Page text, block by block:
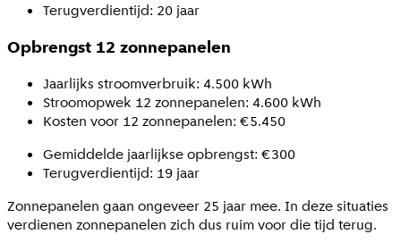
Terugverdientijd: 20 jaar
Opbrengst 12 zonnepanelen
Jaarlijks stroomverbruik: 4.500 kWh
Stroomopwek 12 zonnepanelen: 4.600 kWh
Kosten voor 12 zonnepanelen: €5.450
Gemiddelde jaarlijkse opbrengst: €300
Terugverdientijd: 19 jaar
Zonnepanelen gaan ongeveer 25 jaar mee. In deze situaties
verdienen zonnepanelen zich dus ruim voor die tijd terug.